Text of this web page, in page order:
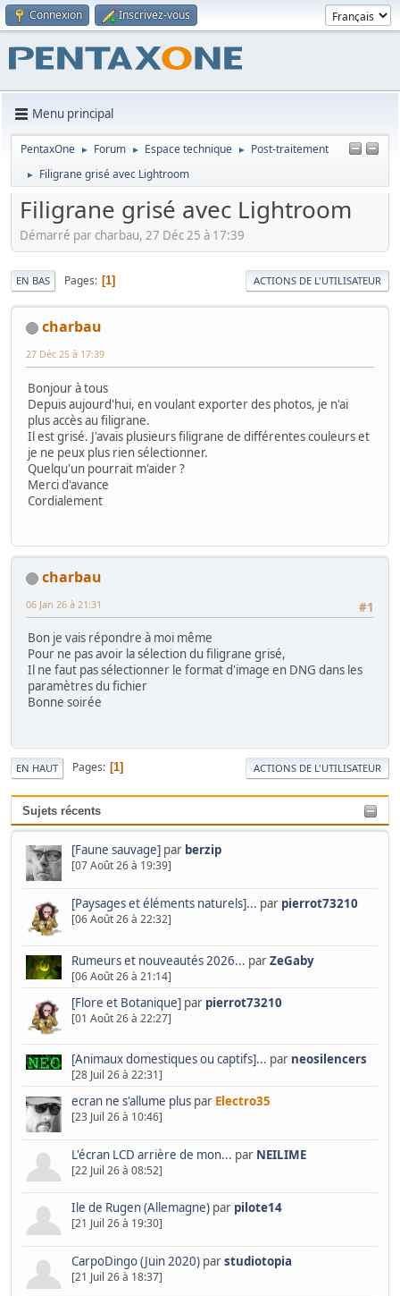
Connexion Inscrivez-vous
Menu principal
PentaxOne ► Forum ► Espace technique ► Post-traitement
► Filigrane grisé avec Lightroom
Filigrane grisé avec Lightroom
Démarré par charbau, 27 Déc 25 à 17:39
EN BAS Pages 1 ACTIONS DE L'UTILISATEUR
charbau
27 Déc 25 à 17:39
Bonjour à tous
Depuis aujourd'hui, en voulant exporter des photos, je n'ai
plus accès au filigrane.
Il est grisé. J'avais plusieurs filigrane de différentes couleurs et
je ne peux plus rien sélectionner.
Quelqu'un pourrait m'aider ?
Merci d'avance
Cordialement
charbau
#1
06 Jan 26 à 21:31
Bon je vais répondre à moi même
Pour ne pas avoir la sélection du filigrane grisé,
Il ne faut pas sélectionner le format d'image en DNG dans les
paramètres du fichier
Bonne soirée
EN HAUT Pages 1 ACTIONS DE L'UTILISATEUR
Sujets récents
[Faune sauvage] par berzip
[07 Août 26 à 19:39]
[Paysages et éléments naturels]... par pierrot73210
[06 Août 26 à 22:32]
Rumeurs et nouveautés 2026... parZeGaby
[06 Août 26 à 21:14]
[Flore et Botanique]par pierrot73210
[01 Août 26 à 22:27]
[Animaux domestiques ou captifs]... par neosilencers
[28 Juil 26 à 22:31]
ecran ne s'allume pluspar Electro35
[23 Juil 26 à 10:46]
L'écran LCD arrière de mon... par NEILIME
[22 Juil 26 à 08:52]
Ile de Rugen (Allemagne)par pilote14
[21 Juil 26 à 19:30]
CarpoDingo (Juin 2020)parstudiotopia
[21 Juil 26 à 18:37]